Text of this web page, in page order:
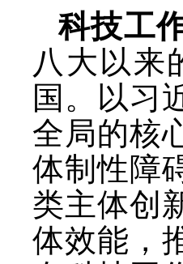
科技工
八大以来
国。以习
全局的核
体制性障
类主体创
体效能，